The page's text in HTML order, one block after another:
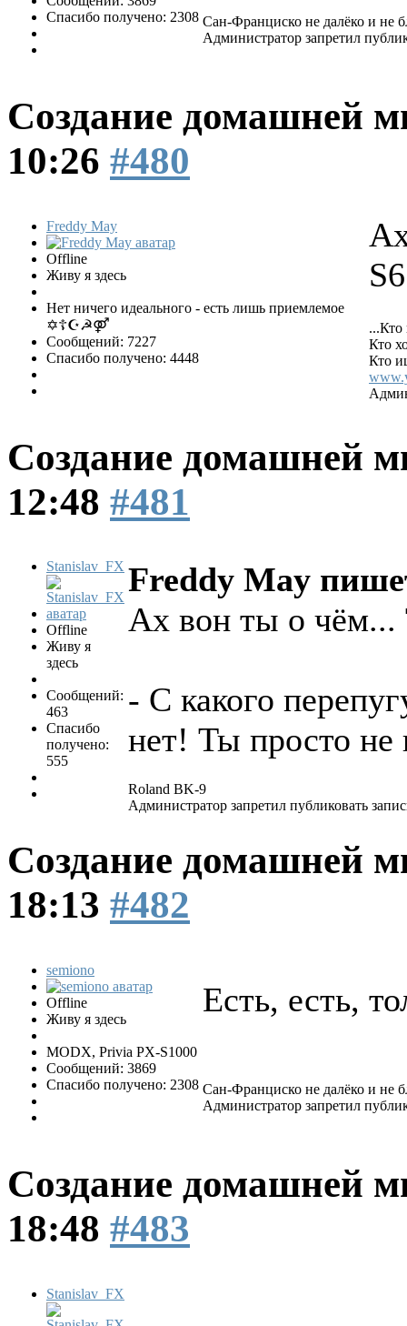
Спасибо получено: 2308 Сан-Франциско не далëко и не
Администратор запретил
Создание домашней
10:26 #480
Freddy May
Offline
Живу я здесь
Нет ничего идеального - есть лишь приемлемое
✡☦☪☭⚤
Сообщений: 7227
Спасибо получено: 4448
...Кто
Кто
Кто
Создание домашней
12:48 #481
Stanislav_FX
Offline
Живу я
здесь
Сообщений:
463
Спасибо
получено:
555
Freddy May
Ах вон ты о чём...
- С какого
нет! Ты просто не
Roland BK-9
Администратор запретил публиковать
Создание домашней
18:13 #482
semiono
Offline
Живу я здесь
MODX, Privia PX-S1000
Сообщений: 3869
Спасибо получено: 2308
Есть, есть,
Сан-Франциско не далëко и не
Администратор запретил
Создание домашней
18:48 #483
Stanislav_FX